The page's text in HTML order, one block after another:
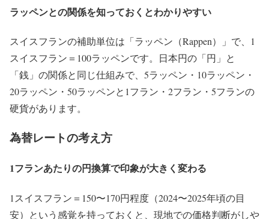
ラッペンとの関係を知っておくとわかりやすい
スイスフランの補助単位は「ラッペン（Rappen）」で、1
スイスフラン＝100ラッペンです。日本円の「円」と
「銭」の関係と同じ仕組みで、5ラッペン・10ラッペン・
20ラッペン・50ラッペンと1フラン・2フラン・5フランの
硬貨があります。
為替レートの考え方
1フランあたりの円換算で印象が大きく変わる
1スイスフラン＝150〜170円程度（2024〜2025年頃の目
安）という感覚を持っておくと、現地での価格判断がしや